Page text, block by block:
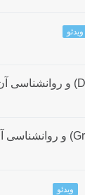
ویدئو
ویدئو